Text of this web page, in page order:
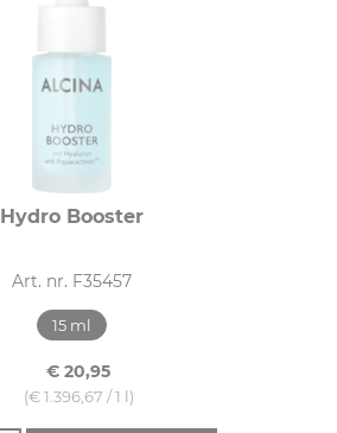
Hydro Booster
Art. nr. F35457
15 ml
€ 20,95
(€ 1.396,67 / 1 l)